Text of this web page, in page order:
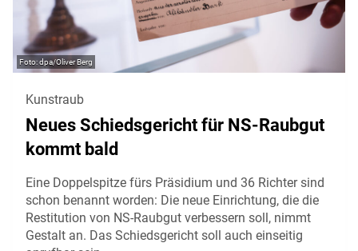
dpa/Oliver Berg
Kunstraub
Neues Schiedsgericht für NS-Raubgut
kommt bald
Eine Doppelspitze fürs Präsidium und 36 Richter sind
schon benannt worden: Die neue Einrichtung, die die
Restitution von NS-Raubgut verbessern soll, nimmt
Gestalt an. Das Schiedsgericht soll auch einseitig